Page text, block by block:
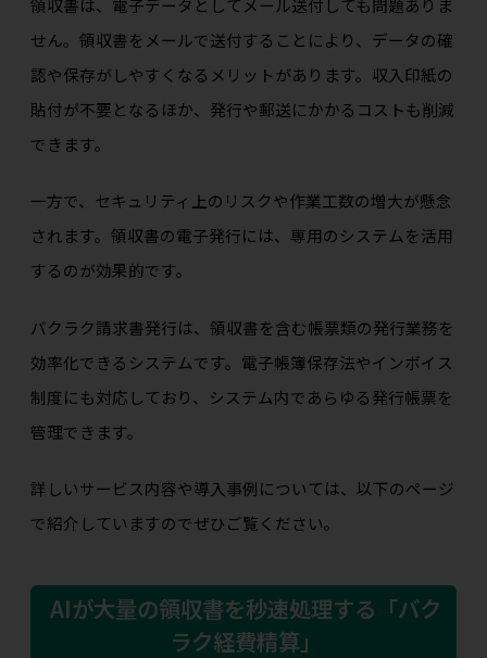
領収書は、電子データとしてメール送付しても問題ありま
せん。領収書をメールで送付することにより、データの確
認や保存がしやすくなるメリットがあります。収入印紙の
貼付が不要となるほか、発行や郵送にかかるコストも削減
できます。
一方で、セキュリティ上のリスクや作業工数の増大が懸念
されます。領収書の電子発行には、専用のシステムを活用
するのが効果的です。
バクラク請求書発行は、領収書を含む帳票類の発行業務を
効率化できるシステムです。電子帳簿保存法やインボイス
制度にも対応しており、システム内であらゆる発行帳票を
管理できます。
詳しいサービス内容や導入事例については、以下のページ
で紹介していますのでぜひご覧ください。
AIが大量の領収書を秒速処理する「バク
ラク経費精算」